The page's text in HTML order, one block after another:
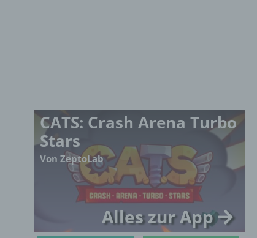
CATS: Crash Arena Turbo
Stars
Von ZeptoLab
Alles zur App